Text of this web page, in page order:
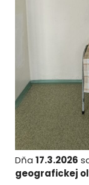
Dňa 17.3.2026
geografickej